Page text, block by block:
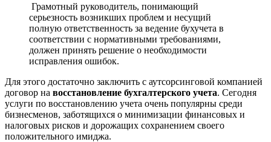
Грамотный руководитель, понимающий
серьезность возникших проблем и несущий
полную ответственность за ведение бухучета в
соответствии с нормативными требованиями,
должен принять решение о необходимости
исправления ошибок.
Для этого достаточно заключить с аутсорсинговой компанией
договор на восстановление бухгалтерского учета. Сегодня
услуги по восстановлению учета очень популярны среди
бизнесменов, заботящихся о минимизации финансовых и
налоговых рисков и дорожащих сохранением своего
положительного имиджа.